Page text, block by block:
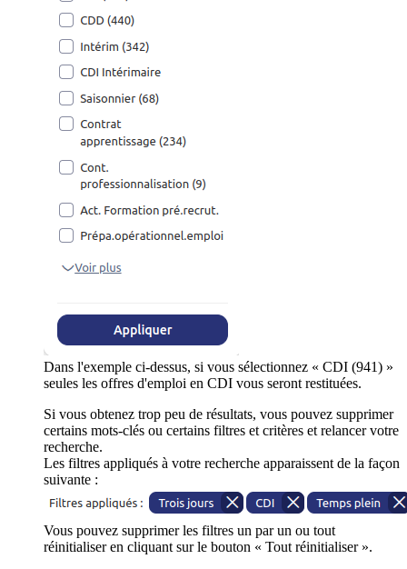
Dans l'exemple ci-dessus, si vous sélectionnez « CDI (941) »
seules les offres d'emploi en CDI vous seront restituées.
Si vous obtenez trop peu de résultats, vous pouvez supprimer
certains mots-clés ou certains filtres et critères et relancer votre
recherche.
Les filtres appliqués à votre recherche apparaissent de la façon
suivante :
Vous pouvez supprimer les filtres un par un ou tout
réinitialiser en cliquant sur le bouton « Tout réinitialiser ».